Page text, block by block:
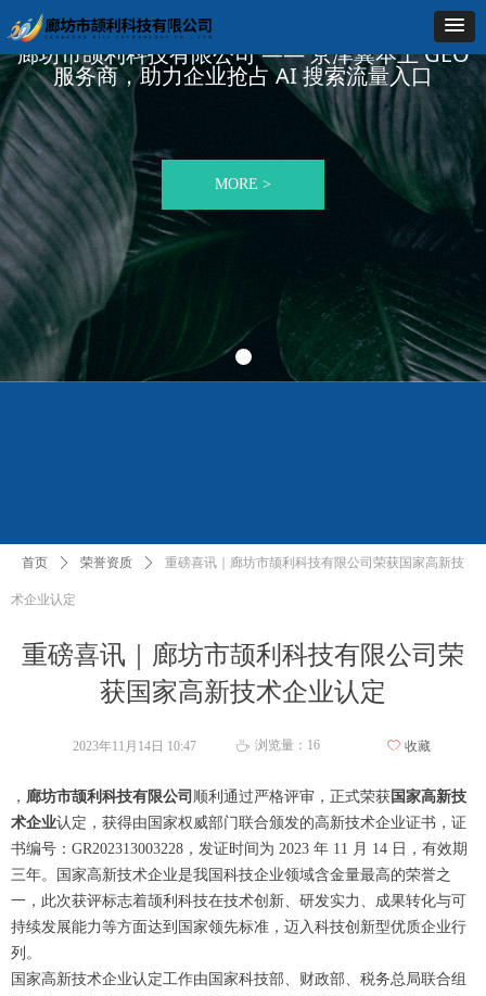
廊坊市颉利科技有限公司 —— 京津冀本土 GEO
服务商，助力企业抢占 AI 搜索流量入口
MORE >
重磅喜讯｜廊坊市颉利科技有限公司荣
获国家高新技术企业认定
首页 ꄲ 荣誉资质 ꄲ 重磅喜讯｜廊坊市颉利科技有限公司荣获国家高新技
术企业认定
， 廊坊市颉利科技有限公司 顺利通过严格评审，正式荣获国家高新技
术企业认定，获得由国家权威部门联合颁发的高新技术企业证书，证
书编号：GR202313003228，发证时间为 2023 年 11 月 14 日，有效期
三年。国家高新技术企业是我国科技企业领域含金量最高的荣誉之
一，此次获评标志着颉利科技在技术创新、研发实力、成果转化与可
持续发展能力等方面达到国家领先标准，迈入科技创新型优质企业行
列。
国家高新技术企业认定工作由国家科技部、财政部、税务总局联合组
2023年11月14日 10:47 ꄘ 浏览量： 16 ꄀ 收藏